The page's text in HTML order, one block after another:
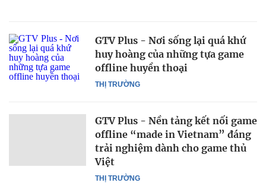
THỊ TRƯỜNG
GTV Plus - Nơi sống lại quá khứ
huy hoàng của những tựa game
offline huyền thoại
THỊ TRƯỜNG
GTV Plus - Nền tảng kết nối game
offline “made in Vietnam” đáng
trải nghiệm dành cho game thủ
Việt